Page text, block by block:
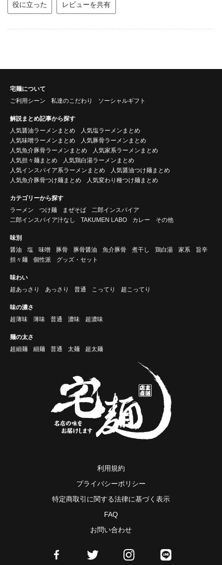
役に立った レビューを共有
宅麺について
ご利用シーン
私達のこだわり ソーシャルギフト
解説まとめ記事から探す
人気醤油ラーメンまとめ
人気塩ラーメンまとめ
人気味噌ラーメンまとめ
人気豚骨ラーメンまとめ
人気魚介豚骨ラーメンまとめ
人気家系ラーメンまとめ
人気担々麺まとめ
人気鶏白湯ラーメンまとめ
人気インスパイア系ラーメンまとめ
人気醤油つけ麺まとめ
人気魚介豚骨つけ麺まとめ
人気変わり種つけ麺まとめ
カテゴリーから探す
ラーメン
つけ麺 まぜそば
二郎インスパイア
二郎インスパイア汁なし
TAKUMEN LABO カレー その他
味別
醤油
塩 味噌 豚骨 豚骨醤油 魚介豚骨 煮干し 鶏白湯 家系
旨辛
担々麺
個性派 グッズ・セット
味わい
超あっさり
あっさり 普通 こってり 超こってり
味の濃さ
超薄味
薄味 普通 濃味 超濃味
麺の太さ
超細麺
細麺 普通 太麺 超太麺
利用規約
プライバシーポリシー
特定商取引に関する法律に基づく表示
FAQ
お問い合わせ